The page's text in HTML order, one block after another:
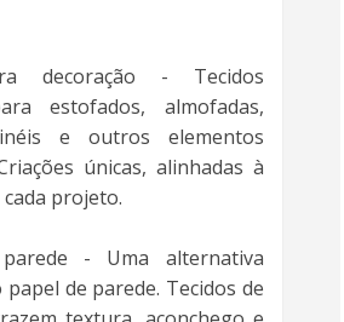
decoração - Tecidos
estofados, almofadas,
e outros elementos
únicas, alinhadas à
projeto.
- Uma alternativa
papel de parede. Tecidos de